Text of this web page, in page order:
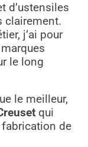
d’ustensiles
clairement.
j’ai pour
le long
le meilleur,
qui
de